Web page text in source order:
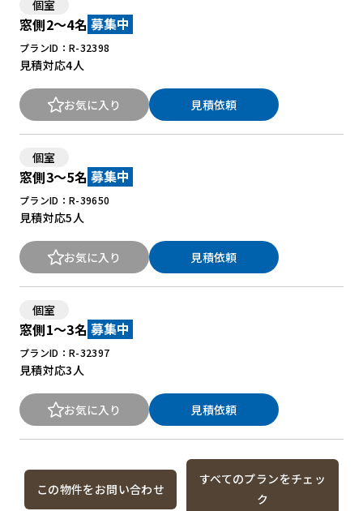
個室
窓側2～4名 募集中
プランID：R-32398
見積対応4人
お気に入り 見積依頼
個室
窓側3～5名 募集中
プランID：R-39650
見積対応5人
お気に入り 見積依頼
個室
窓側1～3名 募集中
プランID：R-32397
見積対応3人
お気に入り 見積依頼
この物件をお問い合わせ
すべてのプランをチェッ
ク